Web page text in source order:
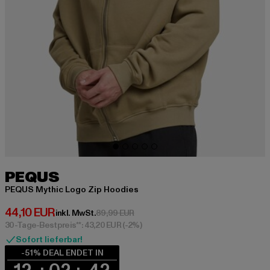
PEQUS
PEQUS Mythic Logo Zip Hoodies
44,10 EUR
Derzeitiger Preis: 44,10 EUR
inkl. MwSt.89,99 EURAktionspreis: 89,99 EUR
30-Tage-Bestpreis**: 43,20 EUR(-2%)
Sofort lieferbar!
-51% DEAL ENDET IN